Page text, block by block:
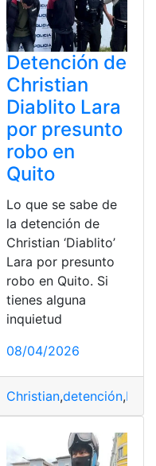
Detención de
Christian
Diablito Lara
por presunto
robo en
Quito
Lo que se sabe de
la detención de
Christian ‘Diablito’
Lara por presunto
robo en Quito. Si
tienes alguna
inquietud
08/04/2026
Christian,detención,